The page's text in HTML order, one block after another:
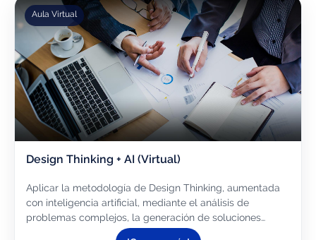
Aula Virtual
Design Thinking + AI (Virtual)
Aplicar la metodología de Design Thinking, aumentada
con inteligencia artificial, mediante el análisis de
problemas complejos, la generación de soluciones
innovadoras y el desarrollo de prototipos de productos,...